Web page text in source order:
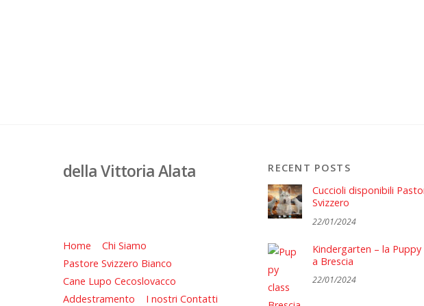
della Vittoria Alata
Home
Chi Siamo
Pastore Svizzero Bianco
Cane Lupo Cecoslovacco
Addestramento
I nostri Contatti
RECENT POSTS
Cuccioli disponibili
Svizzero
22/01/2024
Kindergarten – la Puppy
a Brescia
22/01/2024